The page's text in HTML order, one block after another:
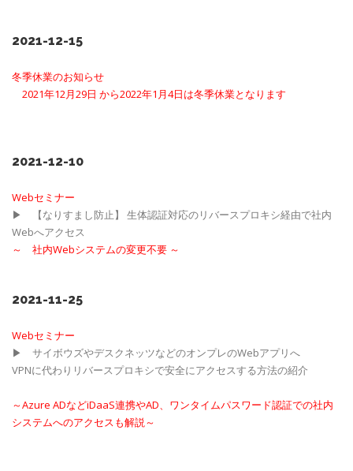
2021-12-15
冬季休業のお知らせ
2021年12月29日 から2022年1月4日は冬季休業となります
2021-12-10
Webセミナー
▶ 【なりすまし防止】 生体認証対応のリバースプロキシ経由で社内
Webへアクセス
～ 社内Webシステムの変更不要 ～
2021-11-25
Webセミナー
▶ サイボウズやデスクネッツなどのオンプレのWebアプリへ
VPNに代わりリバースプロキシで安全にアクセスする方法の紹介
～Azure ADなどiDaaS連携やAD、ワンタイムパスワード認証での社内
システムへのアクセスも解説～